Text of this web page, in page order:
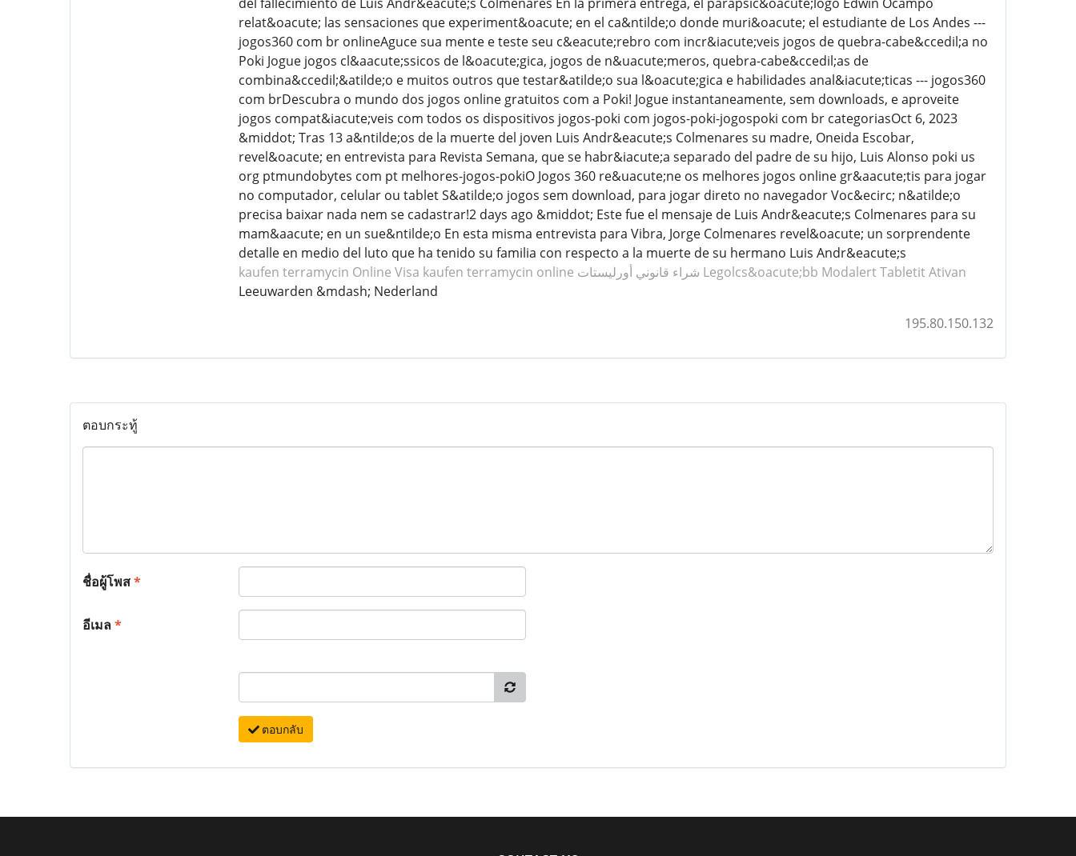
relat&oacute; las sensaciones que experiment&oacute; en el ca&ntilde;o donde muri&oacute; el estudiante de Los Andes ---
jogos360 com br onlineAguce sua mente e teste seu c&eacute;rebro com incr&iacute;veis jogos de quebra-cabe&ccedil;a no
Poki Jogue jogos cl&aacute;ssicos de l&oacute;gica, jogos de n&uacute;meros, quebra-cabe&ccedil;as de
combina&ccedil;&atilde;o e muitos outros que testar&atilde;o sua l&oacute;gica e habilidades anal&iacute;ticas --- jogos360
com brDescubra o mundo dos jogos online gratuitos com a Poki! Jogue instantaneamente, sem downloads, e aproveite
jogos compat&iacute;veis com todos os dispositivos jogos-poki com jogos-poki-jogospoki com br categoriasOct 6, 2023
&middot; Tras 13 a&ntilde;os de la muerte del joven Luis Andr&eacute;s Colmenares su madre, Oneida Escobar,
revel&oacute; en entrevista para Revista Semana, que se habr&iacute;a separado del padre de su hijo, Luis Alonso poki us
org ptmundobytes com pt melhores-jogos-pokiO Jogos 360 re&uacute;ne os melhores jogos online gr&aacute;tis para jogar
no computador, celular ou tablet S&atilde;o jogos sem download, para jogar direto no navegador Voc&ecirc; n&atilde;o
precisa baixar nada nem se cadastrar!2 days ago &middot; Este fue el mensaje de Luis Andr&eacute;s Colmenares para su
mam&aacute; en un sue&ntilde;o En esta misma entrevista para Vibra, Jorge Colmenares revel&oacute; un sorprendente
detalle en medio del luto que ha tenido su familia con respecto a la muerte de su hermano Luis Andr&eacute;s
kaufen terramycin Online Visa kaufen terramycin online شراء قانوني أورليستات Legolcs&oacute;bb ModalertTabletit Ativan
Leeuwarden &mdash; Nederland
195.80.150.132
ตอบกระทู้
ชื่อผู้โพส*
อีเมล*
ตอบกลับ